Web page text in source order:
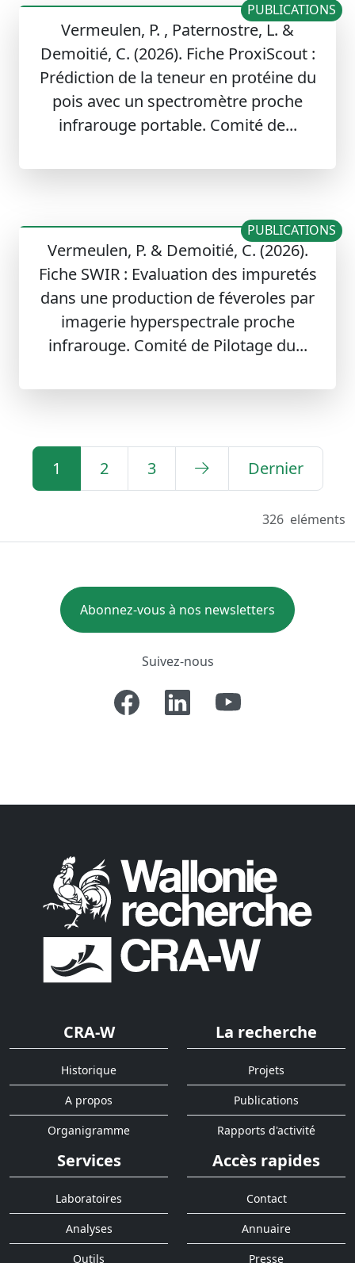
Vermeulen, P. , Paternostre, L. &
Demoitié, C. (2026). Fiche ProxiScout :
Prédiction de la teneur en protéine du
pois avec un spectromètre proche
infrarouge portable. Comité de...
PUBLICATIONS
Vermeulen, P. & Demoitié, C. (2026).
Fiche SWIR : Evaluation des impuretés
dans une production de féveroles par
imagerie hyperspectrale proche
infrarouge. Comité de Pilotage du...
PUBLICATIONS
1 2 3 Dernier
326 eléments
Abonnez-vous à nos newsletters
Suivez-nous
CRA-W
Historique
A propos
Organigramme
La recherche
Projets
Publications
Rapports d'activité
Services
Laboratoires
Analyses
Outils
Accès rapides
Contact
Annuaire
Presse